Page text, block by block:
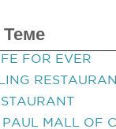
FOR EVER
MALL OF